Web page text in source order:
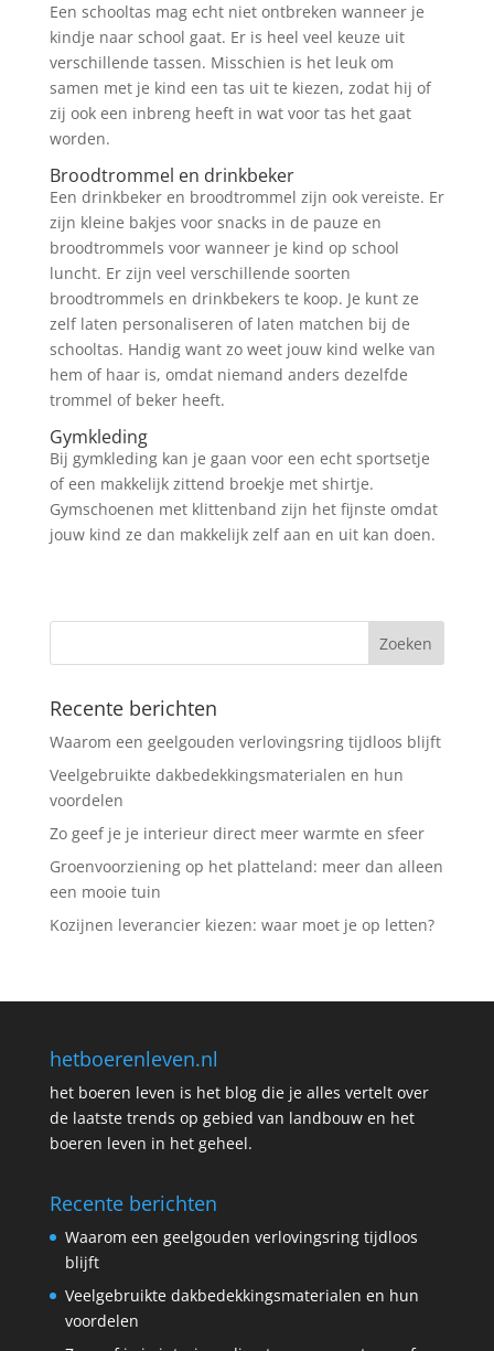
Een schooltas mag echt niet ontbreken wanneer je
kindje naar school gaat. Er is heel veel keuze uit
verschillende tassen. Misschien is het leuk om
samen met je kind een tas uit te kiezen, zodat hij of
zij ook een inbreng heeft in wat voor tas het gaat
worden.
Broodtrommel en drinkbeker
Een drinkbeker en broodtrommel zijn ook vereiste. Er
zijn kleine bakjes voor snacks in de pauze en
broodtrommels voor wanneer je kind op school
luncht. Er zijn veel verschillende soorten
broodtrommels en drinkbekers te koop. Je kunt ze
zelf laten personaliseren of laten matchen bij de
schooltas. Handig want zo weet jouw kind welke van
hem of haar is, omdat niemand anders dezelfde
trommel of beker heeft.
Gymkleding
Bij gymkleding kan je gaan voor een echt sportsetje
of een makkelijk zittend broekje met shirtje.
Gymschoenen met klittenband zijn het fijnste omdat
jouw kind ze dan makkelijk zelf aan en uit kan doen.
Recente berichten
Waarom een geelgouden verlovingsring tijdloos blijft
Veelgebruikte dakbedekkingsmaterialen en hun
voordelen
Zo geef je je interieur direct meer warmte en sfeer
Groenvoorziening op het platteland: meer dan alleen
een mooie tuin
Kozijnen leverancier kiezen: waar moet je op letten?
hetboerenleven.nl
het boeren leven is het blog die je alles vertelt over
de laatste trends op gebied van landbouw en het
boeren leven in het geheel.
Recente berichten
Waarom een geelgouden verlovingsring tijdloos
blijft
Veelgebruikte dakbedekkingsmaterialen en hun
voordelen